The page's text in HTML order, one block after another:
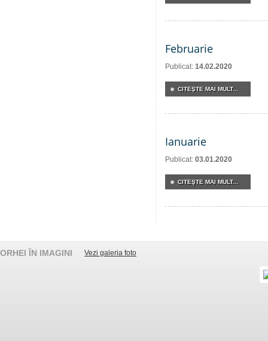
Februarie
Publicat: 14.02.2020
CITEŞTE MAI MULT...
Ianuarie
Publicat: 03.01.2020
CITEŞTE MAI MULT...
ORHEI ÎN IMAGINI Vezi galeria foto